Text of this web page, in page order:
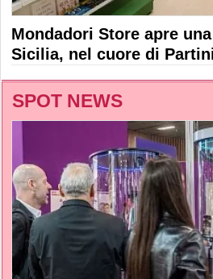
Mondadori Store apre
Sicilia, nel cuore di
SPOT NEWS